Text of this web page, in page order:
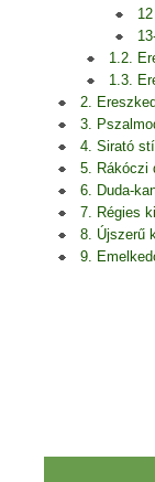
1.2.
1.3.
2.
3.
4. Sirató
5. Rákóczi
6. Duda-
7. Régies
8. Újszerű
9.